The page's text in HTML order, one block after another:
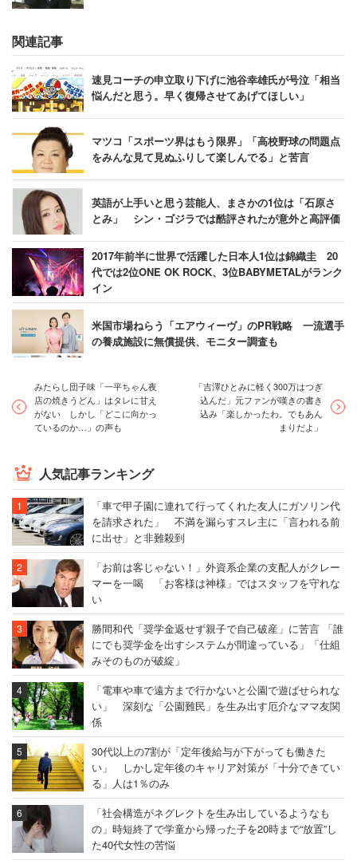
関連記事
速見コーチの申立取り下げに池谷幸雄氏が号泣「相当
悩んだと思う。早く復帰させてあげてほしい」
マツコ「スポーツ界はもう限界」「高校野球の問題点
をみんな見て見ぬふりして楽しんでる」と苦言
英語が上手いと思う芸能人、まさかの1位は「石原さ
とみ」 シン・ゴジラでは酷評されたが意外と高評価
2017年前半に世界で活躍した日本人1位は錦織圭 20
代では2位ONE OK ROCK、3位BABYMETALがランク
イン
米国市場ねらう「エアウィーヴ」のPR戦略 一流選手
の養成施設に無償提供、モニター調査も
みたらし団子味「一平ちゃん夜
店の焼きうどん」はタレに甘え
がない しかし「どこに向かっ
ているのか…」の声も
「吉澤ひとみに軽く300万はつぎ
込んだ」元ファンが嘆きの書き
込み「楽しかったわ。でもあん
まりだよ」
人気記事ランキング
「車で甲子園に連れて行ってくれた友人にガソリン代
を請求された」 不満を漏らすスレ主に「言われる前
に出せ」と非難殺到
「お前は客じゃない！」外資系企業の支配人がクレー
マーを一喝 「お客様は神様」ではスタッフを守れな
い
勝間和代「奨学金返せず親子で自己破産」に苦言 「誰
にでも奨学金を出すシステムが間違っている」「仕組
みそのものが破綻」
「電車や車で遠方まで行かないと公園で遊ばせられな
い」 深刻な「公園難民」を生み出す厄介なママ友関
係
30代以上の7割が「定年後給与が下がっても働きた
い」 しかし定年後のキャリア対策が「十分できてい
る」人は1％のみ
「社会構造がネグレクトを生み出しているようなも
の」時短終了で学童から帰った子を20時まで“放置”し
た40代女性の苦悩